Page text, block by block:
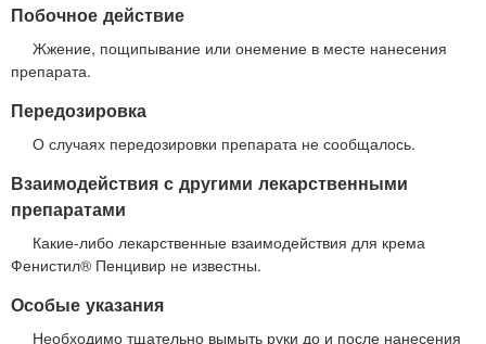
Побочное действие
Жжение, пощипывание или онемение в месте нанесения
препарата.
Передозировка
О случаях передозировки препарата не сообщалось.
Взаимодействия с другими лекарственными
препаратами
Какие-либо лекарственные взаимодействия для крема
Фенистил® Пенцивир не известны.
Особые указания
Необходимо тщательно вымыть руки до и после нанесения